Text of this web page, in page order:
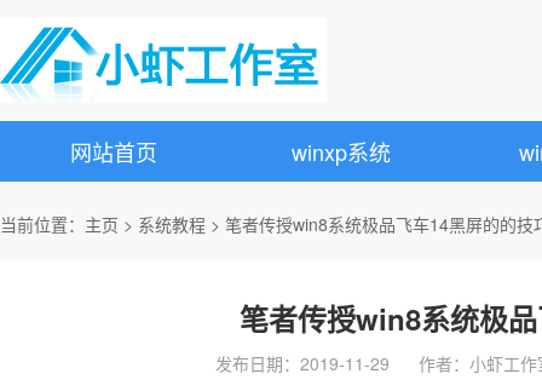
网站首页 winxp系统
当前位置： 主页 > 系统教程 > 笔者传授win8系统极品飞车14黑屏的的技
笔者传授win8系统极
发布日期：2019-11-29 作者：小虾工